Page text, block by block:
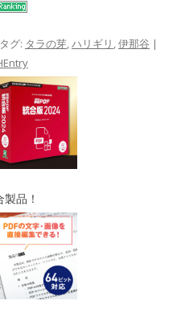
グ: タラの芽,ハリギリ ,伊那谷 |
品！